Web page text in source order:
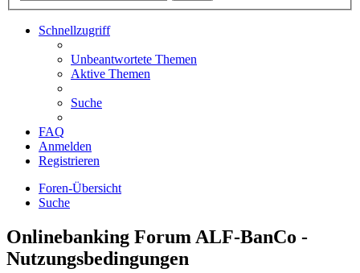
Schnellzugriff
Unbeantwortete Themen
Aktive Themen
Suche
FAQ
Anmelden
Registrieren
Foren-Übersicht
Suche
Onlinebanking Forum ALF-BanCo -
Nutzungsbedingungen